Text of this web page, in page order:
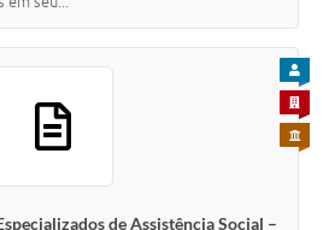
de Assistência Social –
PARA
PARA